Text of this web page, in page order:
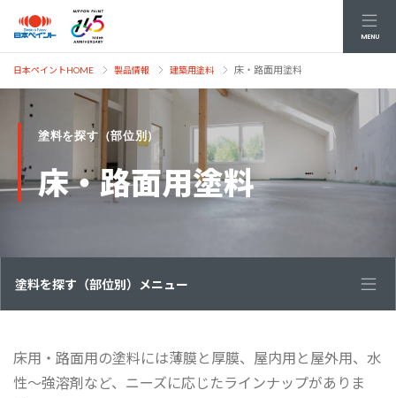
MENU
日本ペイントHOME 製品情報 建築用塗料 床・路面用塗料
塗料を探す（部位別）
床・路面用塗料
塗料を探す（部位別）メニュー
床用・路面用の塗料には薄膜と厚膜、屋内用と屋外用、水
性～強溶剤など、ニーズに応じたラインナップがありま